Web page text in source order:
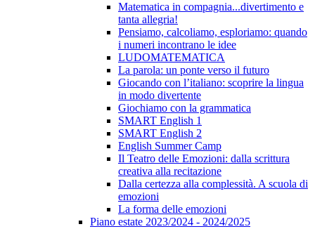
Matematica in compagnia...divertimento e
tanta allegria!
Pensiamo, calcoliamo, esploriamo: quando
i numeri incontrano le idee
LUDOMATEMATICA
La parola: un ponte verso il futuro
Giocando con l’italiano: scoprire la lingua
in modo divertente
Giochiamo con la grammatica
SMART English 1
SMART English 2
English Summer Camp
Il Teatro delle Emozioni: dalla scrittura
creativa alla recitazione
Dalla certezza alla complessità. A scuola di
emozioni
La forma delle emozioni
Piano estate 2023/2024 - 2024/2025